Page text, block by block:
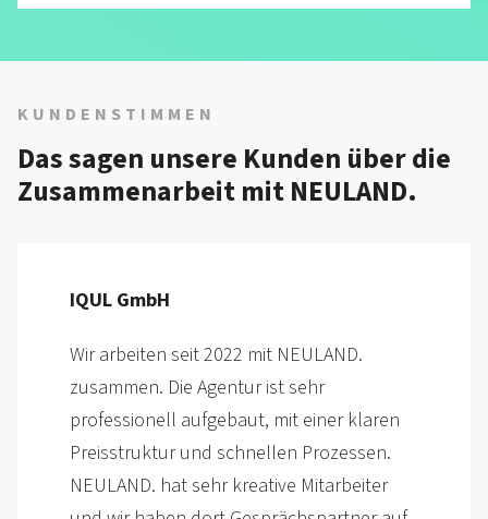
KUNDENSTIMMEN
Das sagen unsere Kunden über die
Zusammen­arbeit mit NEULAND.
PASS GmbH & Co. KG
Die gesamte Projekt­umsetzung war sehr